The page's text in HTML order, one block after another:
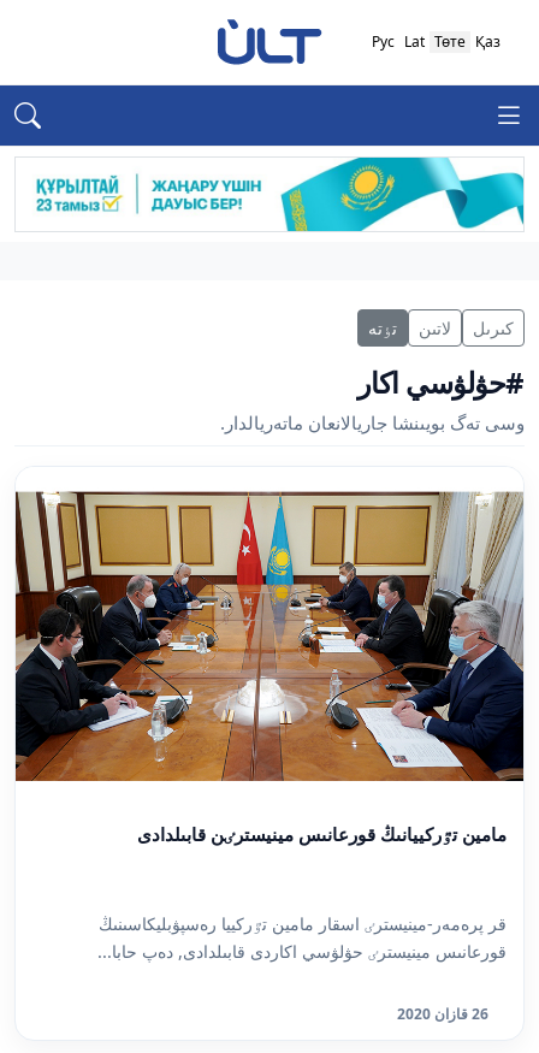
Қаз
Төте
Lat
Рус
كىرىل لاتىن تٶتە
#حۋلۋسي اكار
وسى تەگ بويىنشا جاريالانعان ماتەريالدار.
مامين تٷركييانىڭ قورعانىس مينيسترٸن قابىلدادى
قر پرەمەر-مينيسترٸ اسقار مامين تٷركييا رەسپۋبليكاسىنىڭ
قورعانىس مينيسترٸ حۋلۋسي اكاردى قابىلدادى, دەپ حابا...
26 قازان 2020